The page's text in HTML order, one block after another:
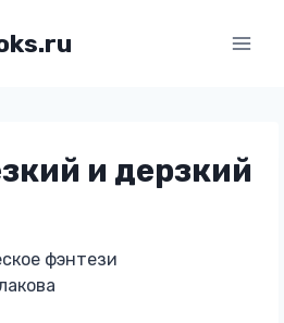
и дерзкий
фэнтези